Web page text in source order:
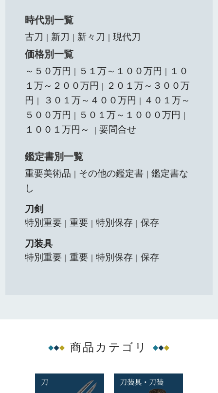
時代別一覧
古刀 新刀 新々刀 ｜現代刀
価格別一覧
～５０万円 ５１万～１００万円
１０
１万～２００万円
２０１万～３００万
円
３０１万～４００万円
４０１万～
５００万円
５０１万～１０００万円
１００１万円～ ｜要問合せ
鑑定書別一覧
重要美術品 その他の鑑定書 ｜鑑定書な
し
刀剣
特別重要 ｜重要 ｜特別保存 ｜保存
刀装具
特別重要 ｜重要 ｜特別保存 ｜保存
商品カテゴリ